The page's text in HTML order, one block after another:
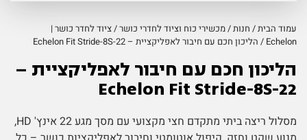
עמוד הבית/ חנות/מכשירי כוח וציוד לחדרי כושר/ציוד לחדר כושר |
Echelon / הליכון חכם עם חיבור לאפליקציית – Echelon Fit Stride-8S-22
הליכון חכם עם חיבור לאפליקציית –
Echelon Fit Stride-8S-22
מסלול ריצה ביתי מתקדם חצי מקצועי עם מסך מגע 22 אינץ' HD,